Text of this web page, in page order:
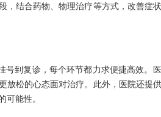
，结合药物、物理治疗等方式，改善症
号到复诊，每个环节都力求便捷高效。
放松的心态面对治疗。此外，医院还提
可能性。